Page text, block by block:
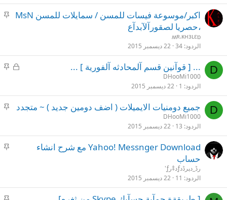
م
اكبر/موسوعة فيسات للمسن / سمايلات للمسن MsN
،حصريا لصقورآلآبدآع
ʍʀ.ĸʜɜʟɛɒ
الردود 34 22 ديسمبر 2015
D
م
ق
م
... [ قوآنين قسم آلمحادثه آلفورية ] ...
DHooMi1000
الردود 1 22 ديسمبر 2015
D
م
جميع دومنيات الايميلات ( اضف دومين جديد ) ~ متجدد
DHooMi1000
الردود 13 22 ديسمبر 2015
م
Yahoo! Messnger Download مع شرح انشاء
حساب
رڈ_دپرڈدƒد‡رƒ'
الردود 11 22 ديسمبر 2015
م